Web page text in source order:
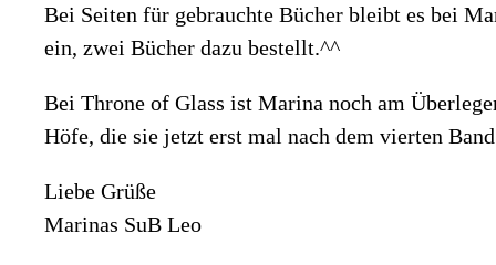
Bei Seiten für gebrauchte Bücher bleibt es bei
ein, zwei Bücher dazu bestellt.^^
Bei Throne of Glass ist Marina noch am
Höfe, die sie jetzt erst mal nach dem vierten
Liebe Grüße
Marinas SuB Leo